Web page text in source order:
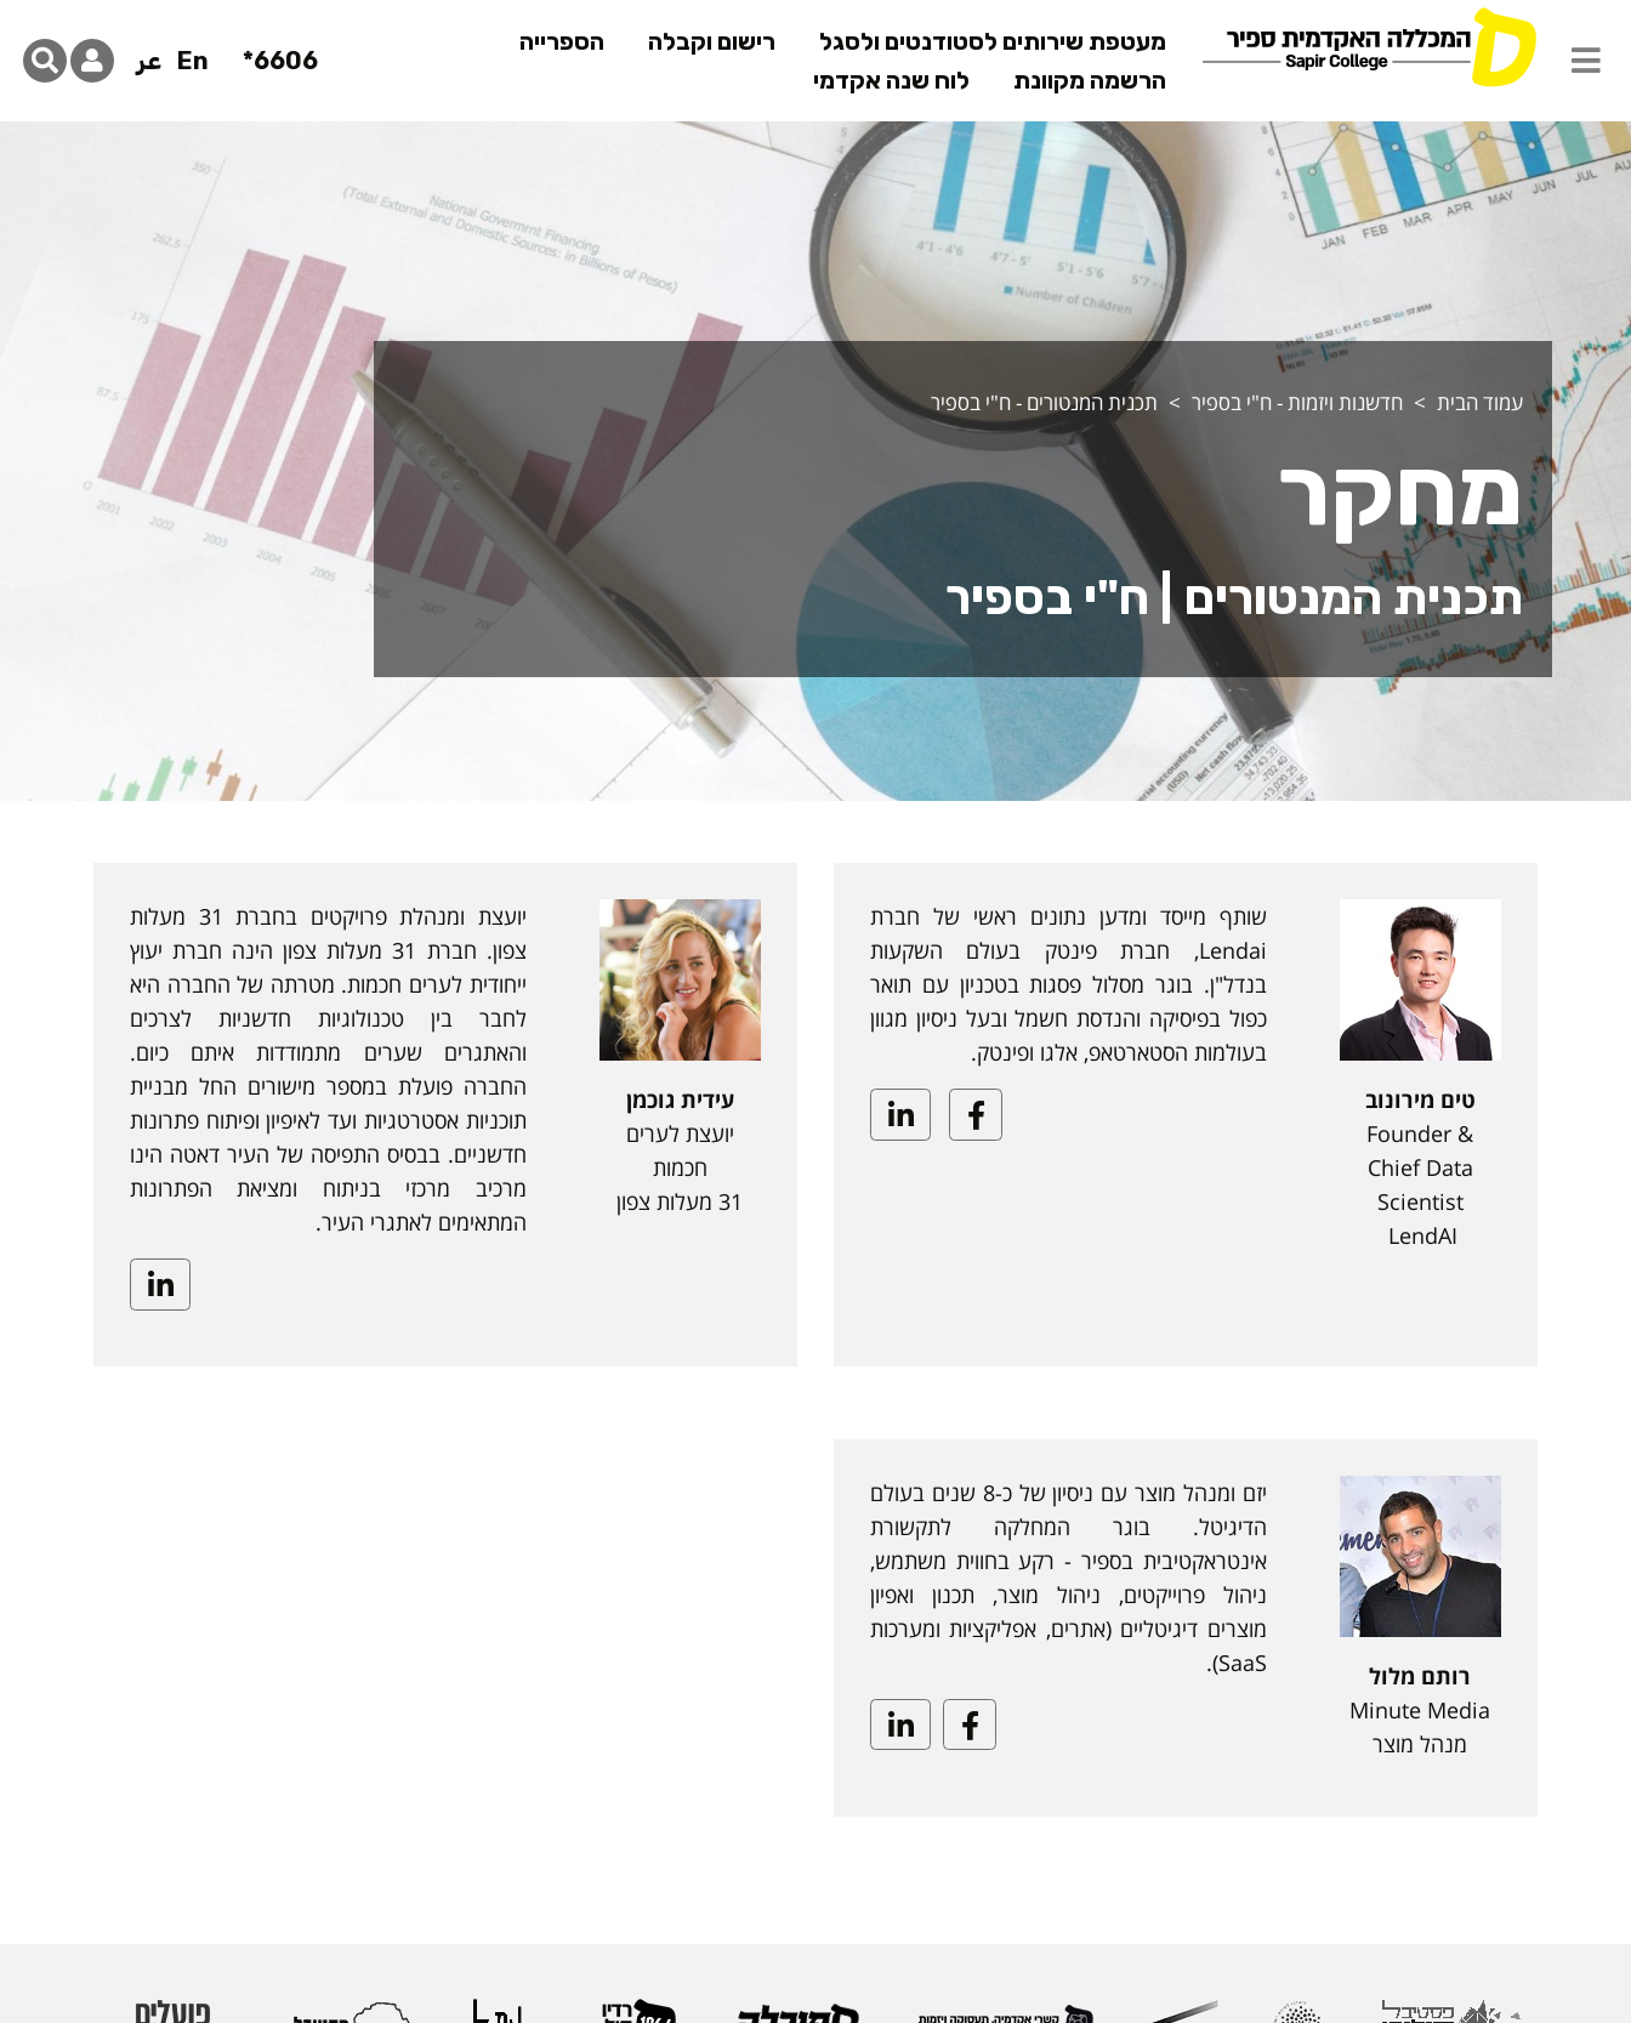
לתוכן
המרכזי
מעטפת שירותים לסטודנטים ולסגל רישום וקבלה
הספרייה
הרשמה מקוונת
לוח שנה אקדמי
6606*
En عر
מחקר - תכנית המנטורים
עמוד הבית חדשנות ויזמות - ח"י בספיר תכנית המנטורים - ח"י בספיר
מחקר
תכנית המנטורים | ח"י בספיר
טים מירונוב
Founder &
Chief Data
Scientist
LendAI
שותף מייסד ומדען נתונים ראשי של חברת
Lendai, חברת פינטק בעולם השקעות
בנדל"ן. בוגר מסלול פסגות בטכניון עם תואר
כפול בפיסיקה והנדסת חשמל ובעל ניסיון מגוון
בעולמות הסטארטאפ, אלגו ופינטק.
LinkedinFacebook
עידית גוכמן
יועצת לערים
חכמות
31 מעלות צפון
יועצת ומנהלת פרויקטים בחברת 31 מעלות
צפון. חברת 31 מעלות צפון הינה חברת יעוץ
ייחודית לערים חכמות. מטרתה של החברה היא
לחבר בין טכנולוגיות חדשניות לצרכים
והאתגרים שערים מתמודדות איתם כיום.
החברה פועלת במספר מישורים החל מבניית
תוכניות אסטרטגיות ועד לאיפיון ופיתוח פתרונות
חדשניים. בבסיס התפיסה של העיר דאטה הינו
מרכיב מרכזי בניתוח ומציאת הפתרונות
המתאימים לאתגרי העיר.
Linkedin
רותם מלול
Minute Media
מנהל מוצר
יזם ומנהל מוצר עם ניסיון של כ-8 שנים בעולם
הדיגיטל. בוגר המחלקה לתקשורת
אינטראקטיבית בספיר - רקע בחווית משתמש,
ניהול פרוייקטים, ניהול מוצר, תכנון ואפיון
מוצרים דיגיטליים (אתרים, אפליקציות ומערכות
SaaS).
LinkedinFacebook